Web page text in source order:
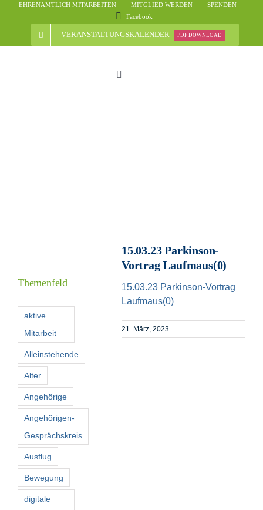
EHRENAMTLICH MITARBEITEN MITGLIED WERDEN
SPENDEN
Facebook
VERANSTALTUNGSKALENDER PDF DOWNLOAD
Toggle
Informationen
Förderer
Kontakt
15.03.23 Parkinson-
Vortrag Laufmaus(0)
15.03.23 Parkinson-Vortrag
Laufmaus(0)
21. März, 2023
Themenfeld
aktive
Mitarbeit
Alleinstehende
Alter
Angehörige
Angehörigen-
Gesprächskreis
Ausflug
Bewegung
digitale